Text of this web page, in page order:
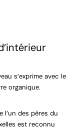
s’exprime avec le
organique.
des pères du
est reconnu